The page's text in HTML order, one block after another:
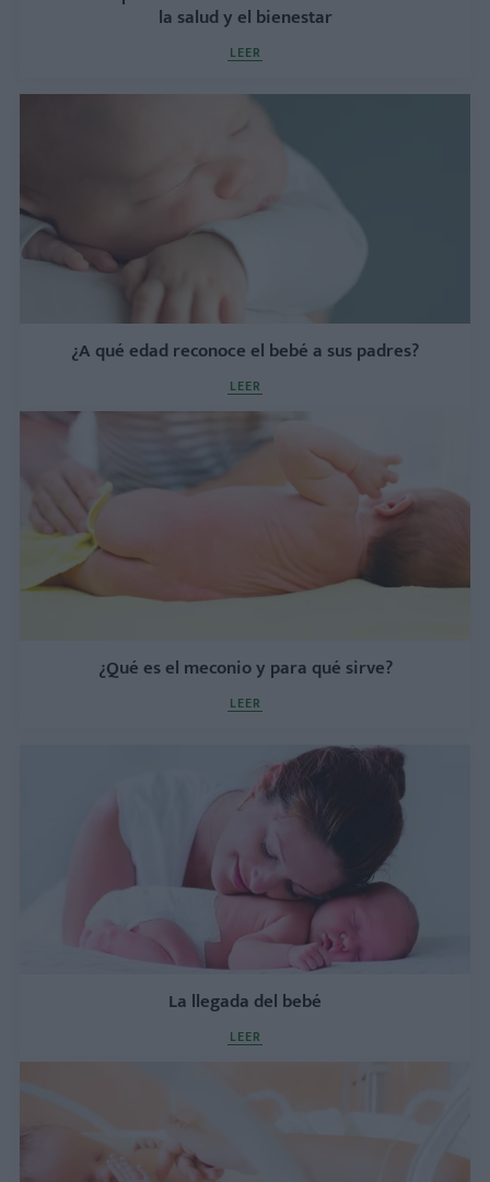
la salud y el bienestar
LEER
¿A qué edad reconoce el bebé a sus padres?
LEER
¿Qué es el meconio y para qué sirve?
LEER
La llegada del bebé
LEER